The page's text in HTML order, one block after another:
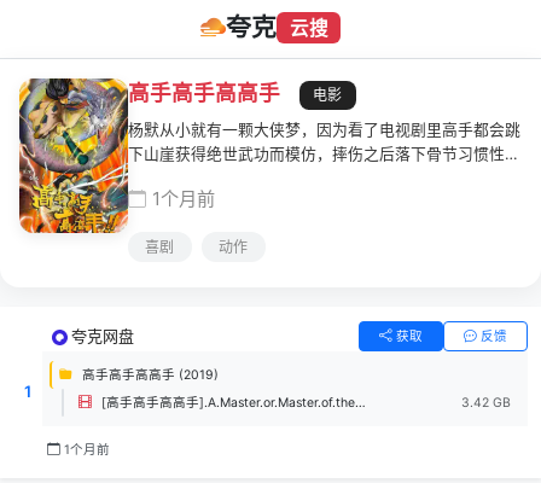
夸克 云搜
高手高手高高手
电影
杨默从小就有一颗大侠梦，因为看了电视剧里高手都会跳
下山崖获得绝世武功而模仿，摔伤之后落下骨节习惯性脱
交车上遇到猥亵男，见义勇为却遭人陷害，被老板辞退的
石，竟是同事和发小吴奎，面对吴奎手里的一把自制土枪
1个月前
喜剧 动作
1
夸克网盘 获取 反馈
高手高手高高手 (2019)
[高手高手高高手].A.Master.or.Master.of.the.Master.2019.1080p.LiTV.WEB-DL.H264.AAC-UBWEB.mp4
3.42 GB
1个月前